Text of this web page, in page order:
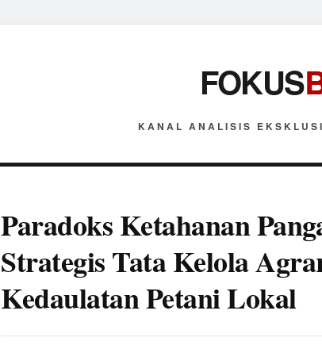
FOKUS
KANAL ANALISIS
Paradoks Ketahanan
Strategis Tata Kelola
Kedaulatan Petani Lokal